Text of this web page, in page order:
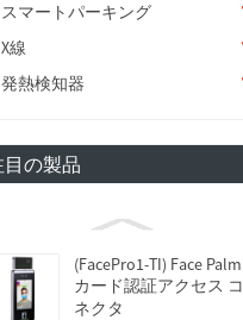
スマートパーキング
X線
発熱検知器
目の製品
(FacePro1-TI) Face Palm
カード認証アクセス コ
ネクタ